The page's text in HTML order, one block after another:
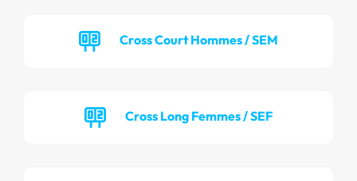
Cross Court Hommes / SEM
Cross Long Femmes / SEF